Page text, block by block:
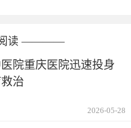
读 ————
院重庆医院迅速投身
治
2026-05-28